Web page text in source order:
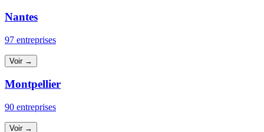
Nantes
97 entreprises
Voir →
Montpellier
90 entreprises
Voir →